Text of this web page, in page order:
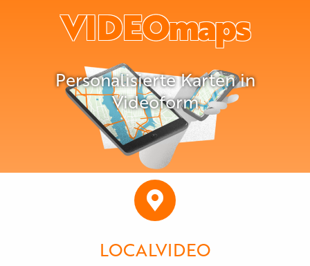
VIDEOmaps
Personalisierte Karten in
Videoform
LOCALVIDEO